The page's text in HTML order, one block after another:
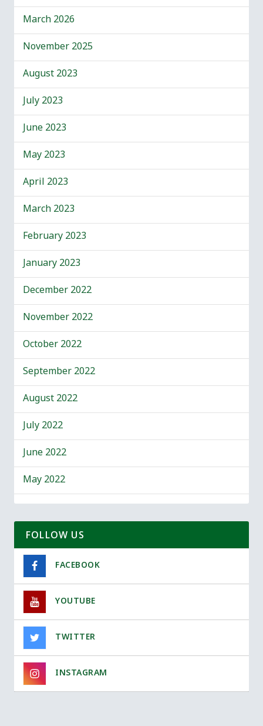
March 2026
November 2025
August 2023
July 2023
June 2023
May 2023
April 2023
March 2023
February 2023
January 2023
December 2022
November 2022
October 2022
September 2022
August 2022
July 2022
June 2022
May 2022
FOLLOW US
FACEBOOK
YOUTUBE
TWITTER
INSTAGRAM